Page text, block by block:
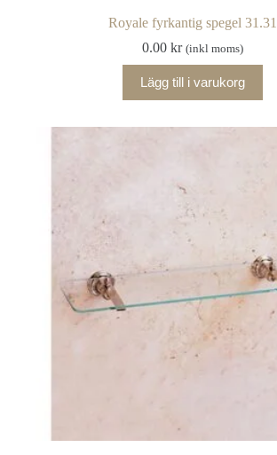
Royale fyrkantig spegel 31.31
0.00kr (inkl moms)
Lägg till i varukorg